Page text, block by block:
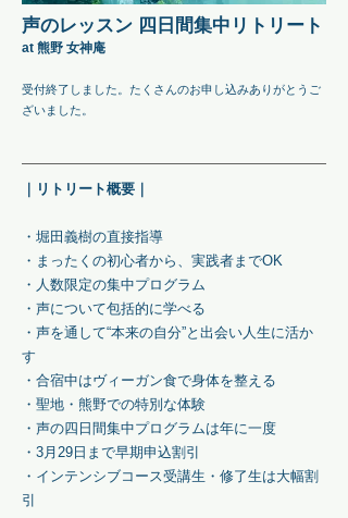
声のレッスン 四日間集中リトリート
at 熊野 女神庵
​受付終了しました。たくさんのお申し込みありがとうご
ざいました。
｜リトリート概要｜
・堀田義樹の直接指導
・まったくの初心者から、実践者までOK
・人数限定の集中プログラム
・声について包括的に学べる
​・声を通して“本来の自分”​と出会い人生に活か
す
・合宿中はヴィーガン食で身体を整える
・聖地・熊野での特別な体験
・声の四日間集中プログラムは年に一度
・3月29日まで早期申込割引
・インテンシブコース受講生・修了生は大幅割
引